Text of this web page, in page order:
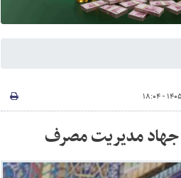
جهاد مدیریت مصرف